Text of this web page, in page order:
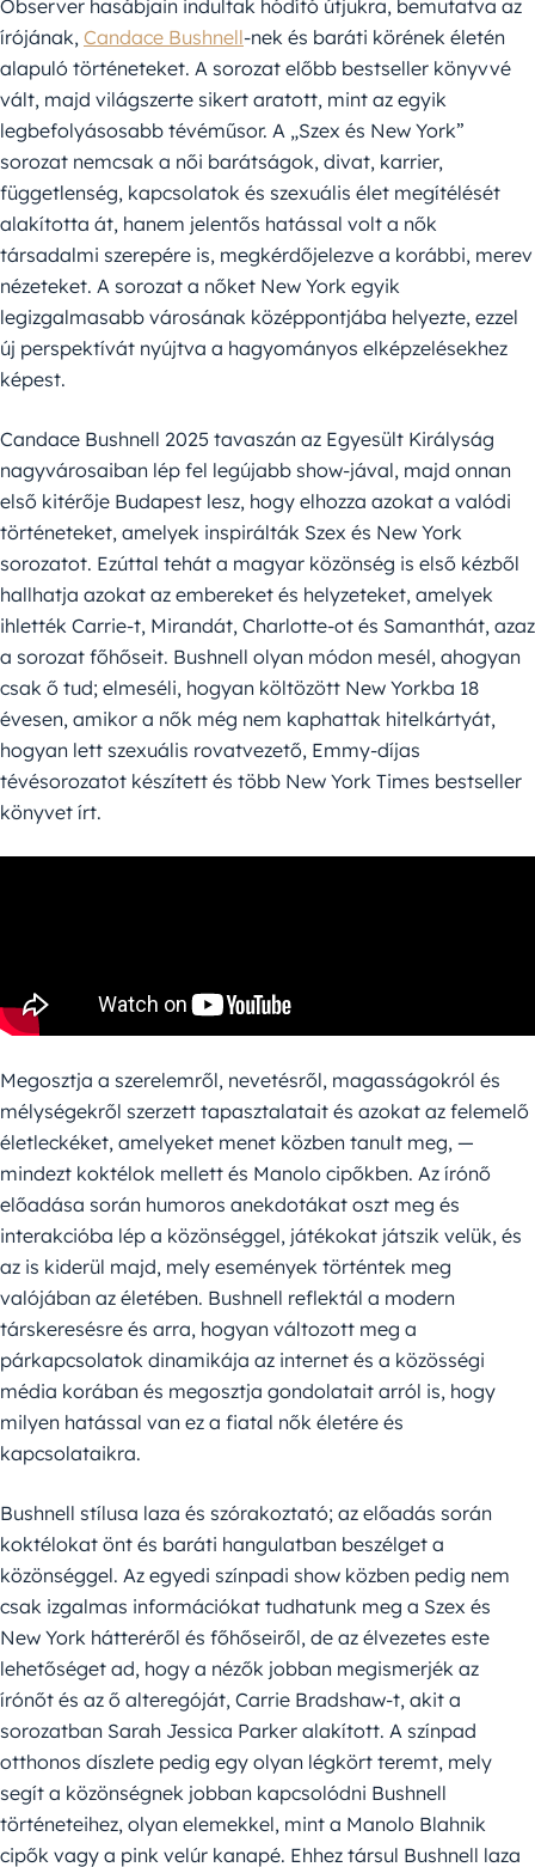
Observer hasábjain indultak hódító útjukra, bemutatva az
írójának, Candace Bushnell-nek és baráti körének életén
alapuló történeteket. A sorozat előbb bestseller könyvvé
vált, majd világszerte sikert aratott, mint az egyik
legbefolyásosabb tévéműsor. A „Szex és New York”
sorozat nemcsak a női barátságok, divat, karrier,
függetlenség, kapcsolatok és szexuális élet megítélését
alakította át, hanem jelentős hatással volt a nők
társadalmi szerepére is, megkérdőjelezve a korábbi, merev
nézeteket. A sorozat a nőket New York egyik
legizgalmasabb városának középpontjába helyezte, ezzel
új perspektívát nyújtva a hagyományos elképzelésekhez
képest.
Candace Bushnell 2025 tavaszán az Egyesült Királyság
nagyvárosaiban lép fel legújabb show-jával, majd onnan
első kitérője Budapest lesz, hogy elhozza azokat a valódi
történeteket, amelyek inspirálták Szex és New York
sorozatot. Ezúttal tehát a magyar közönség is első kézből
hallhatja azokat az embereket és helyzeteket, amelyek
ihlették Carrie-t, Mirandát, Charlotte-ot és Samanthát, azaz
a sorozat főhőseit. Bushnell olyan módon mesél, ahogyan
csak ő tud; elmeséli, hogyan költözött New Yorkba 18
évesen, amikor a nők még nem kaphattak hitelkártyát,
hogyan lett szexuális rovatvezető, Emmy-díjas
tévésorozatot készített és több New York Times bestseller
könyvet írt.
Megosztja a szerelemről, nevetésről, magasságokról és
mélységekről szerzett tapasztalatait és azokat az felemelő
életleckéket, amelyeket menet közben tanult meg, —
mindezt koktélok mellett és Manolo cipőkben. Az írónő
előadása során humoros anekdotákat oszt meg és
interakcióba lép a közönséggel, játékokat játszik velük, és
az is kiderül majd, mely események történtek meg
valójában az életében. Bushnell reflektál a modern
társkeresésre és arra, hogyan változott meg a
párkapcsolatok dinamikája az internet és a közösségi
média korában és megosztja gondolatait arról is, hogy
milyen hatással van ez a fiatal nők életére és
kapcsolataikra.
Bushnell stílusa laza és szórakoztató; az előadás során
koktélokat önt és baráti hangulatban beszélget a
közönséggel. Az egyedi színpadi show közben pedig nem
csak izgalmas információkat tudhatunk meg a Szex és
New York hátteréről és főhőseiről, de az élvezetes este
lehetőséget ad, hogy a nézők jobban megismerjék az
írónőt és az ő alteregóját, Carrie Bradshaw-t, akit a
sorozatban Sarah Jessica Parker alakított. A színpad
otthonos díszlete pedig egy olyan légkört teremt, mely
segít a közönségnek jobban kapcsolódni Bushnell
történeteihez, olyan elemekkel, mint a Manolo Blahnik
cipők vagy a pink velúr kanapé. Ehhez társul Bushnell laza